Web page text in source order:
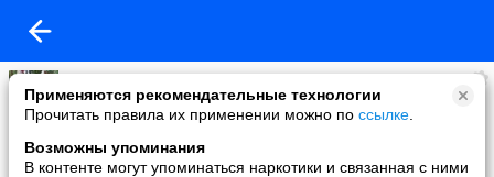
Применяются рекомендательные технологии
Прочитать правила их применении можно по ссылке
Возможны упоминания
В контенте могут упоминаться наркотики и связанная с ними
Татьяна (;-))
added a photo
13 Jun в 00:31